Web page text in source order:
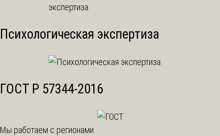
Психологическая экспертиза
ГОСТ Р 57344-2016
Мы работаем с регионами